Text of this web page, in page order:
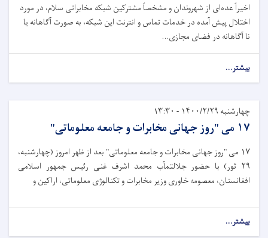
اخیراً عده‌ای از شهروندان و مشخصاً مشترکین شبکه مخابراتی سلام، در مورد
اختلال پیش آمده در خدمات تماس و انترنت این ‏شبکه، به صورت آگاهانه یا
نا آگاهانه در فضای مجازی...
بیشتر...
چهارشنبه ۱۴۰۰/۲/۲۹ - ۱۳:۳۰
۱۷ می "روز جهانی مخابرات و جامعه معلوماتی"
۱۷ می "روز جهانی مخابرات و جامعه معلوماتی" بعد از ظهر امروز (چهارشنبه،
۲۹ ثور) با حضور جلالتمآب محمد اشرف غنی رئیس جمهور اسلامی
افغانستان، معصومه خاوری وزیر مخابرات و تکنالوژی معلوماتی، اراکین و
بیشتر...